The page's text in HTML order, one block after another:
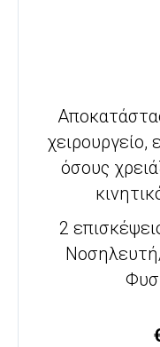
χειρουργείο,
όσους
2